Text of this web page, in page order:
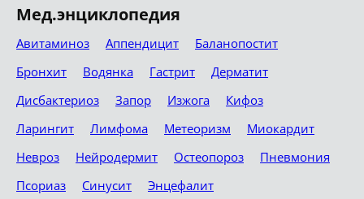
Мед.энциклопедия
Авитаминоз Аппендицит
Баланопостит
Бронхит
Водянка Гастрит
Дерматит
Дисбактериоз
Запор Изжога
Кифоз
Ларингит
Лимфома Метеоризм
Миокардит
Невроз
Нейродермит Остеопороз
Пневмония
Псориаз
Синусит Энцефалит